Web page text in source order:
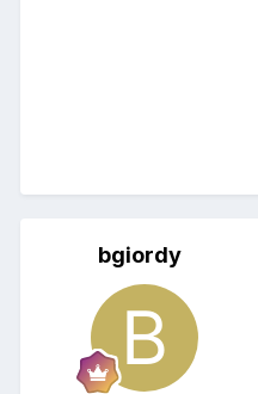
bgiordy